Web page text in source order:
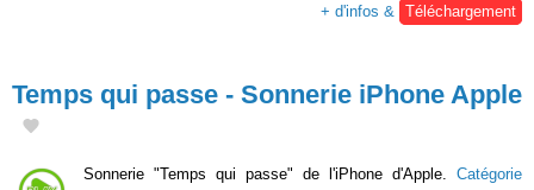
+ d'infos &
Téléchargement
Temps qui passe - Sonnerie iPhone Apple
Sonnerie "Temps qui passe" de l'iPhone d'Apple. Catégorie